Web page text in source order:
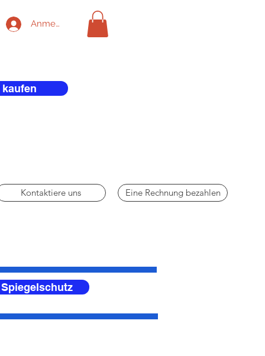
Anmelden
Kontaktiere uns Eine Rechnung bezahlen